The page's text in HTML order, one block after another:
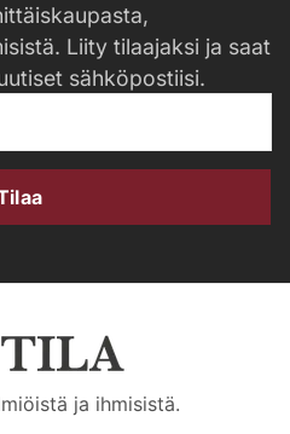
Liity tilaajaksi ja saat
sähköpostiisi.
ja ihmisistä.